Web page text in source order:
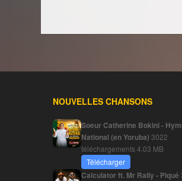
NOUVELLES CHANSONS
Soeur Catherine Bokini -
National (en Yoruba) 3022
téléchargements4.03 MB
Télécharger
Calculator ft. Mr Rally - Piqué